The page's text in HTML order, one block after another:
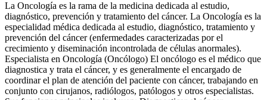
La Oncología es la rama de la medicina dedicada al estudio,
diagnóstico, prevención y tratamiento del cáncer. La Oncología es la
especialidad médica dedicada al estudio, diagnóstico, tratamiento y
prevención del cáncer (enfermedades caracterizadas por el
crecimiento y diseminación incontrolada de células anormales).
Especialista en Oncología (Oncólogo) El oncólogo es el médico que
diagnostica y trata el cáncer, y es generalmente el encargado de
coordinar el plan de atención del paciente con cáncer, trabajando en
conjunto con cirujanos, radiólogos, patólogos y otros especialistas.